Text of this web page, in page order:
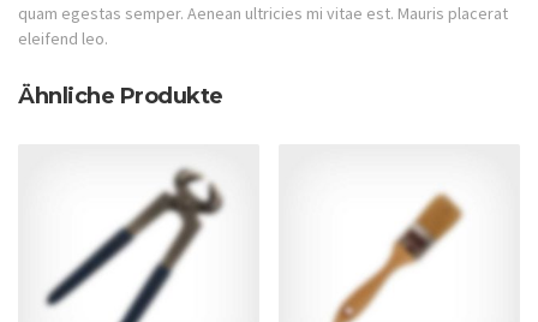
quam egestas semper. Aenean ultricies mi vitae est. Mauris placerat
eleifend leo.
Ähnliche Produkte